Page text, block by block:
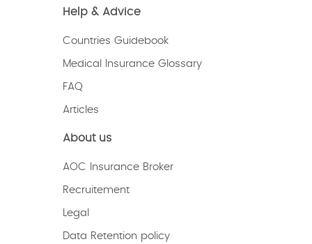
Help & Advice
Countries Guidebook
Medical Insurance Glossary
FAQ
Articles
About us
AOC Insurance Broker
Recruitement
Legal
Data Retention policy